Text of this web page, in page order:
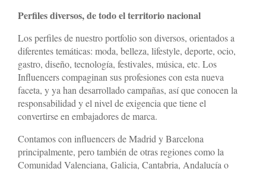
The Gramer
Perfiles diversos, de todo el territorio nacional
Los perfiles de nuestro portfolio son diversos, orientados a
diferentes temáticas: moda, belleza, lifestyle, deporte, ocio,
gastro, diseño, tecnología, festivales, música, etc. Los
Influencers compaginan sus profesiones con esta nueva
faceta, y ya han desarrollado campañas, así que conocen la
responsabilidad y el nivel de exigencia que tiene el
convertirse en embajadores de marca.
Contamos con influencers de Madrid y Barcelona
principalmente, pero también de otras regiones como la
Comunidad Valenciana, Galicia, Cantabria, Andalucía o